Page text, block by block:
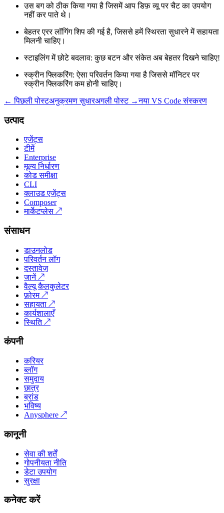
उस बग को ठीक किया गया है जिसमें आप डिफ़ व्यू पर चैट का उपयोग
नहीं कर पाते थे।
बेहतर एरर लॉगिंग शिप की गई है, जिससे हमें स्थिरता सुधारने में सहायता
मिलनी चाहिए।
स्टाइलिंग में छोटे बदलाव: कुछ बटन और संकेत अब बेहतर दिखने चाहिए!
स्क्रीन फ्लिकरिंग: ऐसा परिवर्तन किया गया है जिससे मॉनिटर पर
स्क्रीन फ्लिकरिंग कम होनी चाहिए।
← पिछली पोस्टअनुक्रमण सुधारअगली पोस्ट →नया VS Code संस्करण
उत्पाद
एजेंट्स
टीमें
Enterprise
मूल्य निर्धारण
कोड समीक्षा
CLI
क्लाउड एजेंट्स
Composer
मार्केटप्लेस ↗
संसाधन
डाउनलोड
परिवर्तन लॉग
दस्तावेज़
जानें↗
वैल्यू कैलकुलेटर
फ़ोरम↗
सहायता ↗
कार्यशालाएँ
स्थिति↗
कंपनी
करियर
ब्लॉग
समुदाय
छात्र
ब्रांड
भविष्य
Anysphere ↗
कानूनी
सेवा की शर्तें
गोपनीयता नीति
डेटा उपयोग
सुरक्षा
कनेक्ट करें